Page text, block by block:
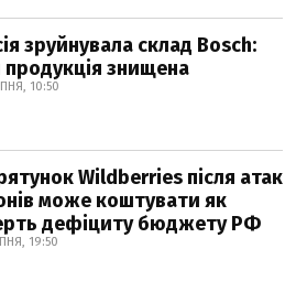
зруйнувала склад Bosch:
продукція знищена
10:50
Wildberries після атак
може коштувати як
дефіциту бюджету РФ
19:50